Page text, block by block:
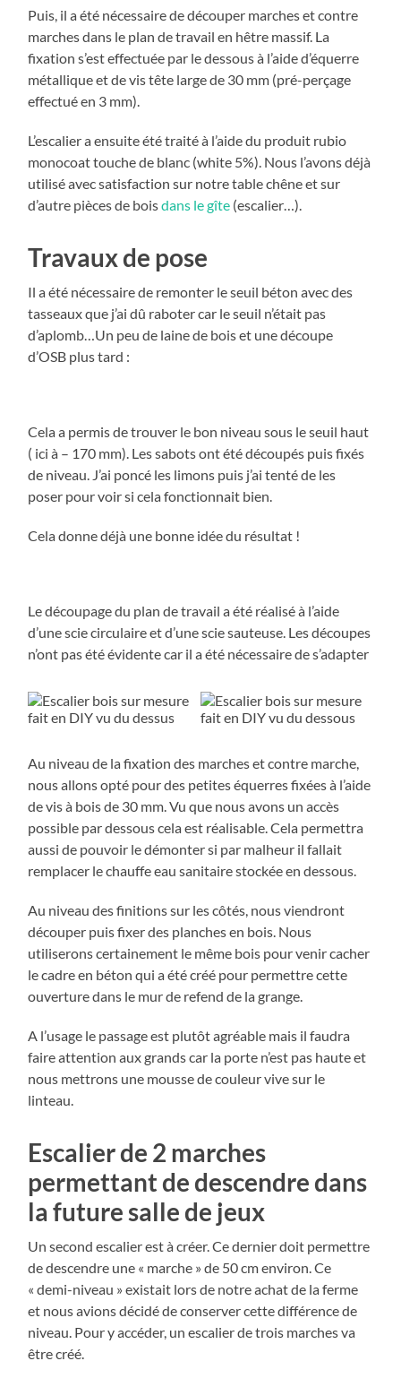
Puis, il a été nécessaire de découper marches et contre
marches dans le plan de travail en hêtre massif. La
fixation s’est effectuée par le dessous à l’aide d’équerre
métallique et de vis tête large de 30 mm (pré-perçage
effectué en 3 mm).
L’escalier a ensuite été traité à l’aide du produit rubio
monocoat touche de blanc (white 5%). Nous l’avons déjà
utilisé avec satisfaction sur notre table chêne et sur
d’autre pièces de boisdans le gîte (escalier…).
Travaux de pose
Il a été nécessaire de remonter le seuil béton avec des
tasseaux que j’ai dû raboter car le seuil n’était pas
d’aplomb…Un peu de laine de bois et une découpe
d’OSB plus tard :
Cela a permis de trouver le bon niveau sous le seuil haut
( ici à – 170 mm). Les sabots ont été découpés puis fixés
de niveau. J’ai poncé les limons puis j’ai tenté de les
poser pour voir si cela fonctionnait bien.
Cela donne déjà une bonne idée du résultat !
Le découpage du plan de travail a été réalisé à l’aide
d’une scie circulaire et d’une scie sauteuse. Les découpes
n’ont pas été évidente car il a été nécessaire de s’adapter
Au niveau de la fixation des marches et contre marche,
nous allons opté pour des petites équerres fixées à l’aide
de vis à bois de 30 mm. Vu que nous avons un accès
possible par dessous cela est réalisable. Cela permettra
aussi de pouvoir le démonter si par malheur il fallait
remplacer le chauffe eau sanitaire stockée en dessous.
Au niveau des finitions sur les côtés, nous viendront
découper puis fixer des planches en bois. Nous
utiliserons certainement le même bois pour venir cacher
le cadre en béton qui a été créé pour permettre cette
ouverture dans le mur de refend de la grange.
A l’usage le passage est plutôt agréable mais il faudra
faire attention aux grands car la porte n’est pas haute et
nous mettrons une mousse de couleur vive sur le
linteau.
Escalier de 2 marches
permettant de descendre dans
la future salle de jeux
Un second escalier est à créer. Ce dernier doit permettre
de descendre une « marche » de 50 cm environ. Ce
« demi-niveau » existait lors de notre achat de la ferme
et nous avions décidé de conserver cette différence de
niveau. Pour y accéder, un escalier de trois marches va
être créé.